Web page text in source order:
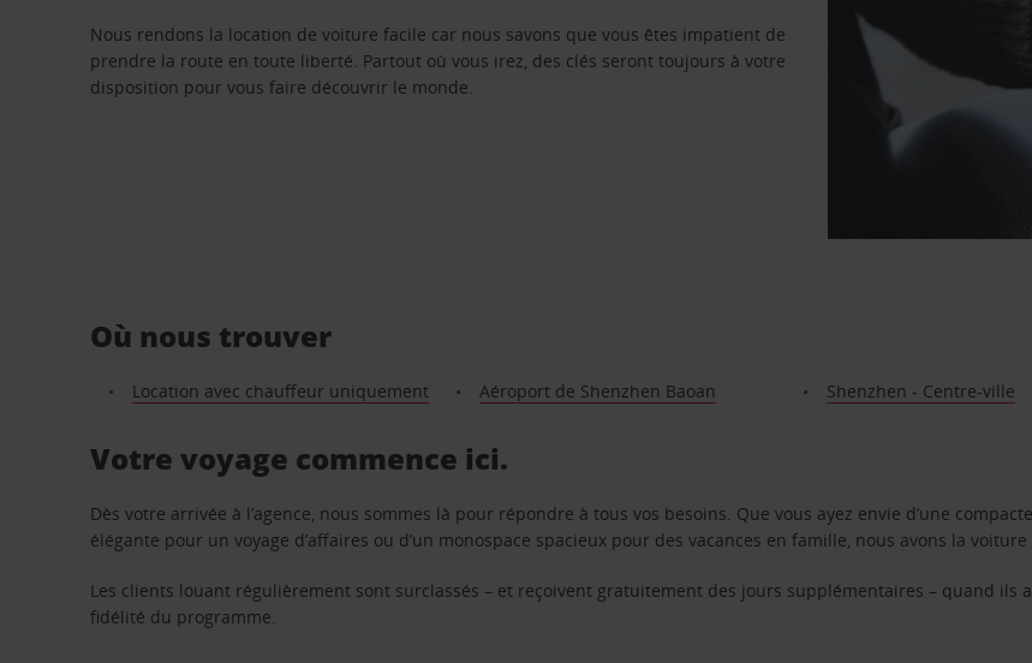
Nous rendons la location de voiture facile car nous savons que vous êtes impatient de
prendre la route en toute liberté. Partout où vous irez, des clés seront toujours à votre
disposition pour vous faire découvrir le monde.
Où nous trouver
Location avec chauffeur uniquement Aéroport de Shenzhen Baoan Shenzhen - Centre-ville
Votre voyage commence ici.
Dès votre arrivée à l’agence, nous sommes là pour répondre à tous vos besoins. Que vous ayez envie d’une
élégante pour un voyage d’affaires ou d’un monospace spacieux pour des vacances en famille, nous avons la voiture
Les clients louant régulièrement sont surclassés – et reçoivent gratuitement des jours supplémentaires – quand ils
fidélité du programme.